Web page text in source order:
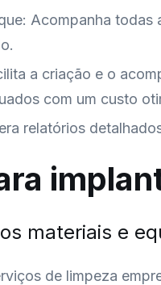
Acompanha
a criação e o
com um custo
relatórios
materiais e
de limpeza